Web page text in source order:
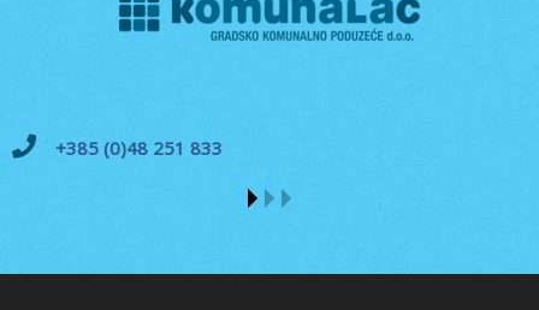
+385 (0)48 251 833